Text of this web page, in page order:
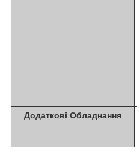
Додаткові Обладнання